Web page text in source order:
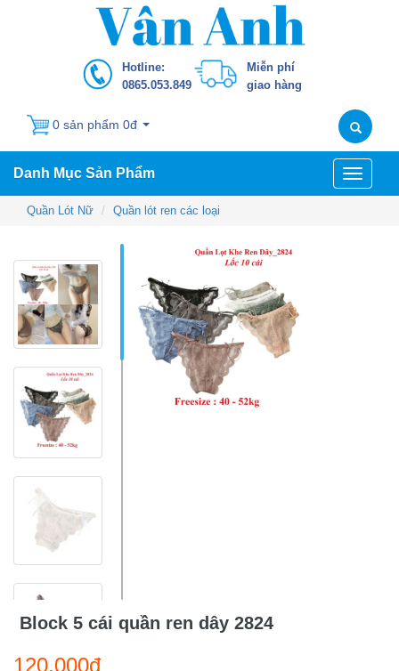
Hotline:
0865.053.849
Miễn phí
giao hàng
0 sản phẩm 0đ
Danh Mục Sản Phẩm
Toggle
Quần Lót Nữ
Quần lót ren các loại
Block 5 cái quần ren dây 2824
120,000đ